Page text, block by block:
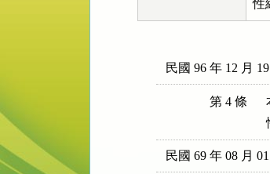
性
民國 96 年 12 月
第 4 條
民國 69 年 08 月